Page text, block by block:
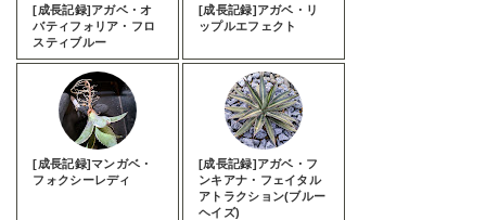
[成長記録]アガベ・オ
バティフォリア・フロ
スティブルー
[成長記録]アガベ・リ
ップルエフェクト
[成長記録]マンガベ・
フォクシーレディ
[成長記録]アガベ・フ
ンキアナ・フェイタル
アトラクション(ブルー
ヘイズ)